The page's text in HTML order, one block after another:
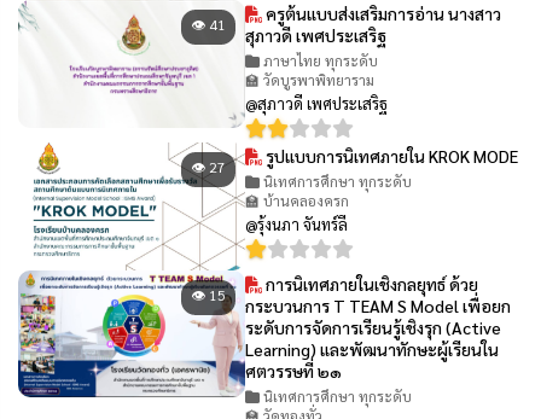
👁 41
ครูต้นแบบส่งเสริมการอ่าน นางสาว
สุภาวดี เพศประเสริฐ
ภาษาไทย ทุกระดับ
🏫 วัดบูรพาพิทยาราม
@สุภาวดี เพศประเสริฐ
👁 27 รูปแบบการนิเทศภายใน KROK MODE
นิเทศการศึกษา ทุกระดับ
🏫 บ้านคลองครก
@รุ้งนภา จันทร์ลี
👁 15
การนิเทศภายในเชิงกลยุทธ์ ด้วย
กระบวนการ T TEAM S Model เพื่อยก
ระดับการจัดการเรียนรู้เชิงรุก (Active
Learning) และพัฒนาทักษะผู้เรียนใน
ศตวรรษที่ ๒๑
นิเทศการศึกษา ทุกระดับ
🏫 วัดทองทั่ว